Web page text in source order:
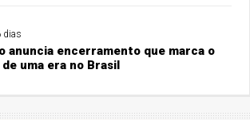
dias
anuncia encerramento que marca o
uma era no Brasil